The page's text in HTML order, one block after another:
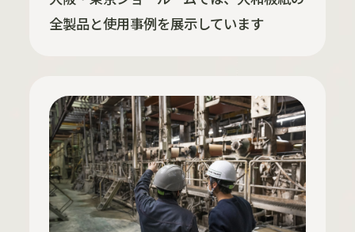
全製品と使用事例を展示しています